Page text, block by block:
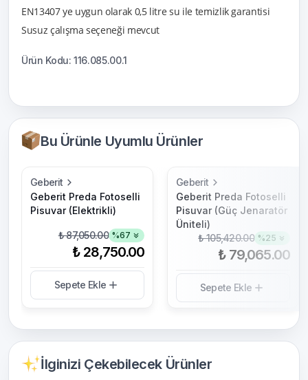
Bu Ürünle Uyumlu Ürünler
Geberit
Geberit Preda Fotoselli
Pisuvar (Elektrikli)
₺ 87,050.00 %67
₺ 28,750.00
Sepete Ekle
Geberit
Geberit Preda Fotoselli
Pisuvar (Güç Jenaratör
Üniteli)
₺ 105,420.00 %25
₺ 79,065.00
Sepete Ekle
İlginizi Çekebilecek Ürünler
EN13407 ye uygun olarak 0,5 litre su ile temizlik garantisi
Susuz çalışma seçeneği mevcut
Ürün Kodu: 116.085.00.1